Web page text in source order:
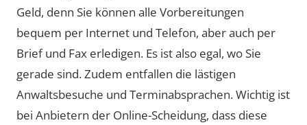
Geld, denn Sie können alle Vorbereitungen
bequem per Internet und Telefon, aber auch per
Brief und Fax erledigen. Es ist also egal, wo Sie
gerade sind. Zudem entfallen die lästigen
Anwaltsbesuche und Terminabsprachen. Wichtig ist
bei Anbietern der Online-Scheidung, dass diese